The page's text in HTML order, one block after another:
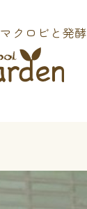
マクロビと発